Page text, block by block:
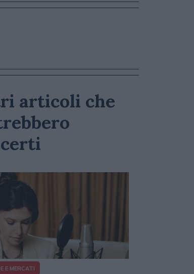
articoli che
E MERCATI